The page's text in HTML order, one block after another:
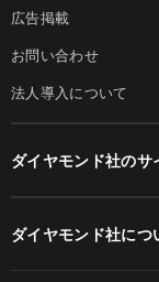
広告掲載
お問い合わせ
法人導入について
ダイヤモンド社のサ
ダイヤモンド社につ